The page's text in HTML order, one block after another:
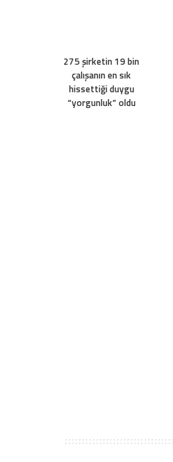
275 şirketin 19 bin
çalışanın en sık
hissettiği duygu
“yorgunluk” oldu